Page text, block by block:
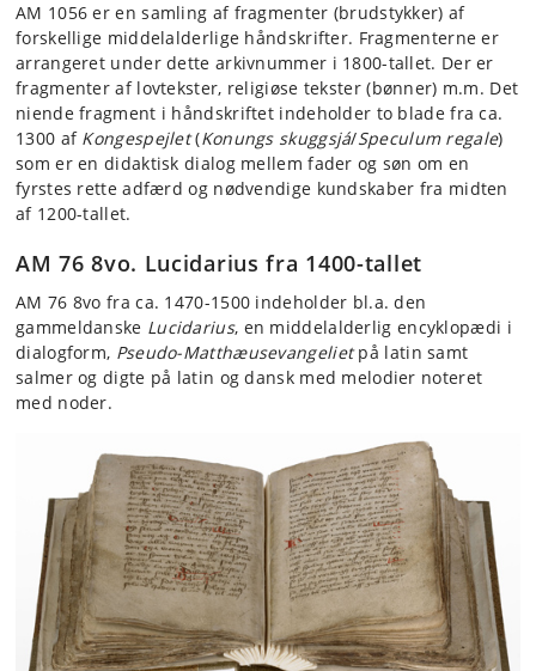
AM 1056 er en samling af fragmenter (brudstykker) af
forskellige middelalderlige håndskrifter. Fragmenterne er
arrangeret under dette arkivnummer i 1800-tallet. Der er
fragmenter af lovtekster, religiøse tekster (bønner) m.m. Det
niende fragment i håndskriftet indeholder to blade fra ca.
1300 af Kongespejlet(Konungs skuggsjá/Speculum regale)
som er en didaktisk dialog mellem fader og søn om en
fyrstes rette adfærd og nødvendige kundskaber fra midten
af 1200-tallet.
AM 76 8vo. Lucidarius fra 1400-tallet
AM 76 8vo fra ca. 1470-1500 indeholder bl.a. den
gammeldanske Lucidarius, en middelalderlig encyklopædi i
dialogform, Pseudo-Matthæusevangelietpå latin samt
salmer og digte på latin og dansk med melodier noteret
med noder.